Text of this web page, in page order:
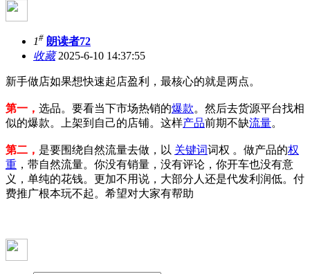
1# 朗读者72
收藏2025-6-10 14:37:55
新手做店如果想快速起店盈利，最核心的就是两点。
第一， 选品。要看当下市场热销的爆款。然后去货源平台找相
似的爆款。上架到自己的店铺。这样产品前期不缺流量。
第二， 是要围绕自然流量去做，以 关键词词权 。做产品的权
重 ，带自然流量。你没有销量，没有评论，你开车也没有意
义，单纯的花钱。更加不用说，大部分人还是代发利润低。付
费推广根本玩不起。希望对大家有帮助